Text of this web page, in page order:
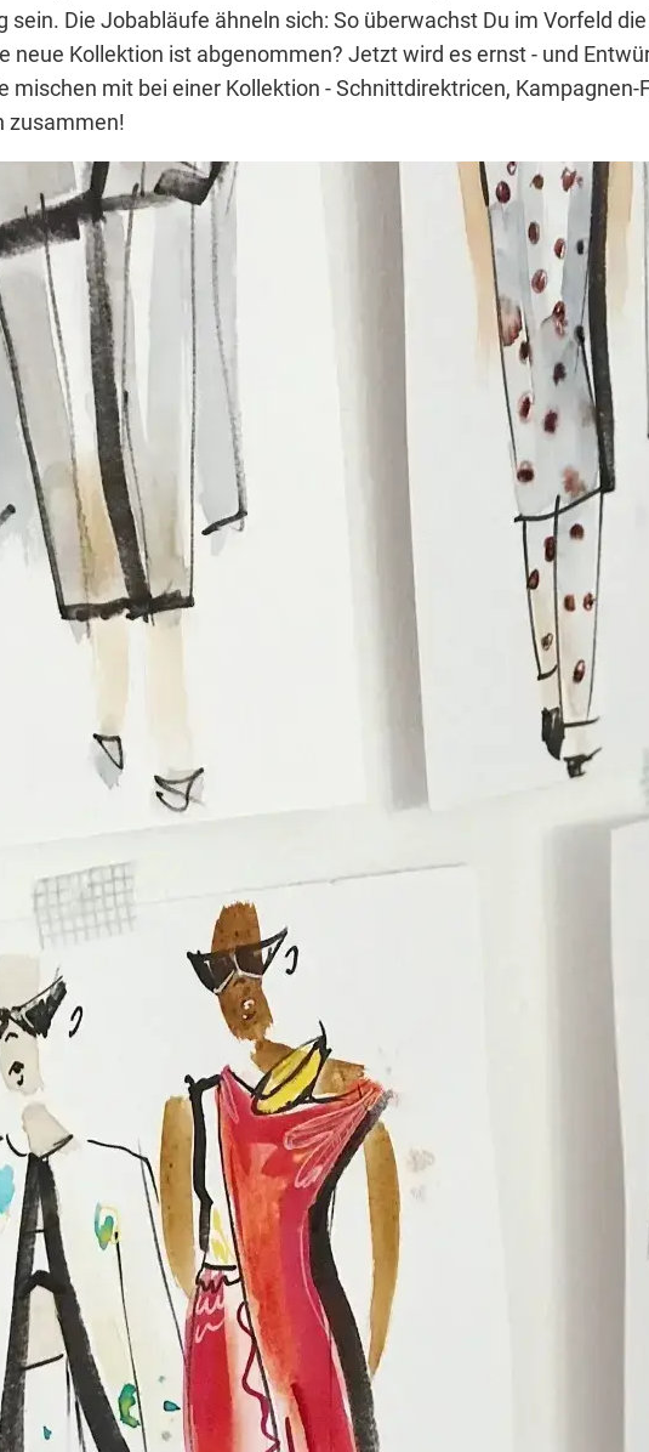
sein. Die Jobabläufe ähneln sich: So überwachst Du im Vorfeld
neue Kollektion ist abgenommen? Jetzt wird es ernst - und
mischen mit bei einer Kollektion - Schnittdirektricen,
zusammen!